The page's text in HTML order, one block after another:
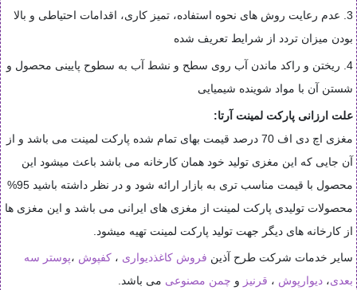
3. عدم رعایت روش های نحوه استفاده، تمیز کاری، اقدامات احتیاطی و بالا
بودن میزان تردد از شرایط تعریف شده
4. ریختن و راکد ماندن آب روی سطح و نشط آب به سطوح پایینی محصول و
شستن آن با مواد شوینده شیمیایی
علت ارزانی پارکت لمینت آرتا:
مغزی اچ دی اف 70 درصد قیمت بهای تمام شده پارکت لمینت می باشد و از
آن جایی که این مغزی تولید خود همان کارخانه می باشد باعث میشود این
محصول با قیمت مناسب تری به بازار ارائه شود و در نظر داشته باشید 95%
محصولات تولیدی پارکت لمینت از مغزی های ایرانی می باشد و این مغزی ها
از کارخانه های دیگر جهت تولید پارکت لمینت تهیه میشود.
سایر خدمات شرکت طرح آذین فروش کاغذدیواری ، کفپوش ،پوستر سه
بعدی، دیوارپوش ، قرنیز و چمن مصنوعی می باشد.